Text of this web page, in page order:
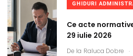
GHIDURI
Ce acte
29 iulie 2026
De la Raluca Dobre .